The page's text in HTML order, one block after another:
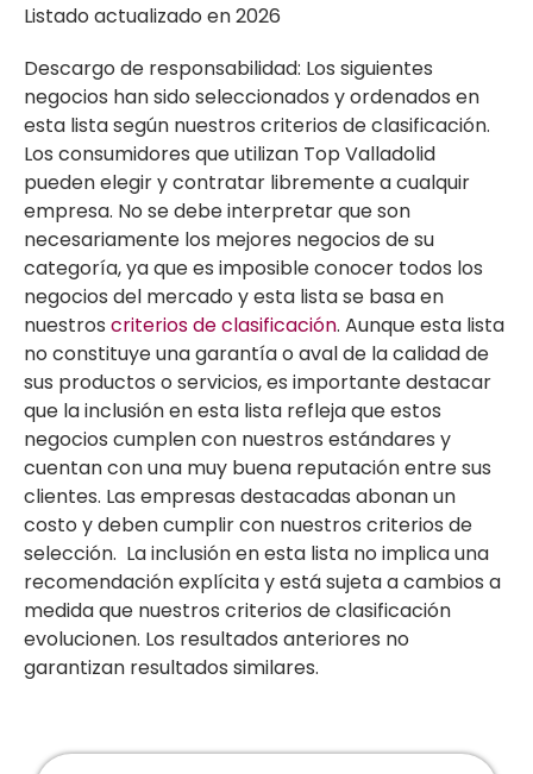
Listado actualizado en 2026
Descargo de responsabilidad: Los siguientes
negocios han sido seleccionados y ordenados en
esta lista según nuestros criterios de clasificación.
Los consumidores que utilizan Top Valladolid
pueden elegir y contratar libremente a cualquir
empresa. No se debe interpretar que son
necesariamente los mejores negocios de su
categoría, ya que es imposible conocer todos los
negocios del mercado y esta lista se basa en
nuestros criterios de clasificación. Aunque esta lista
no constituye una garantía o aval de la calidad de
sus productos o servicios, es importante destacar
que la inclusión en esta lista refleja que estos
negocios cumplen con nuestros estándares y
cuentan con una muy buena reputación entre sus
clientes. Las empresas destacadas abonan un
costo y deben cumplir con nuestros criterios de
selección. La inclusión en esta lista no implica una
recomendación explícita y está sujeta a cambios a
medida que nuestros criterios de clasificación
evolucionen. Los resultados anteriores no
garantizan resultados similares.